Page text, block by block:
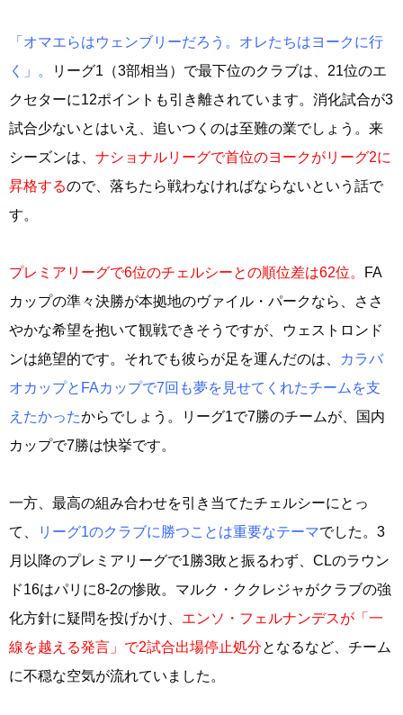
「オマエらはウェンブリーだろう。オレたちはヨークに行
く」。
リーグ1（3部相当）で最下位のクラブは、21位のエ
クセターに12ポイントも引き離されています。消化試合が3
試合少ないとはいえ、追いつくのは至難の業でしょう。来
シーズンは、 ナショナルリーグで首位のヨークがリーグ2に
昇格するので、落ちたら戦わなければならないという話で
す。
プレミアリーグで6位のチェルシーとの順位差は62位。
FA
カップの準々決勝が本拠地のヴァイル・パークなら、ささ
やかな希望を抱いて観戦できそうですが、ウェストロンド
ンは絶望的です。それでも彼らが足を運んだのは、
カラバ
オカップとFAカップで7回も夢を見せてくれたチームを支
えたかったからでしょう。リーグ1で7勝のチームが、国内
カップで7勝は快挙です。
一方、最高の組み合わせを引き当てたチェルシーにとっ
て、
リーグ1のクラブに勝つことは重要なテーマでした。3
月以降のプレミアリーグで1勝3敗と振るわず、CLのラウン
ド16はパリに8-2の惨敗。マルク・ククレジャがクラブの強
化方針に疑問を投げかけ、 エンソ・フェルナンデスが「一
線を越える発言」で2試合出場停止処分となるなど、チーム
に不穏な空気が流れていました。